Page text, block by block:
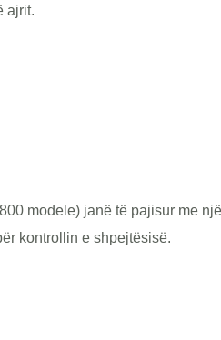
ajrit.
modele) janë të pajisur me
kontrollin e shpejtësisë.